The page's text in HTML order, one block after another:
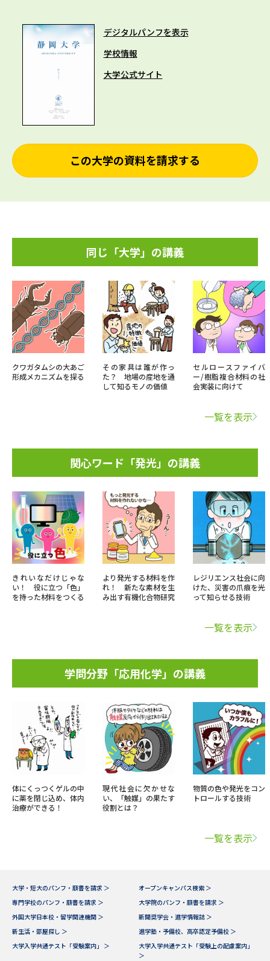
デジタルパンフを表示
学校情報
大学公式サイト
この大学の資料を請求する
同じ「大学」の講義
クワガタムシの大あご
形成メカニズムを探る
その家具は誰が作っ
た？ 地場の産地を通
して知るモノの価値
セルロースファイバ
ー/樹脂複合材料の社
会実装に向けて
一覧を表示
関心ワード「発光」の講義
きれいなだけじゃな
い！ 役に立つ「色」
を持った材料をつくる
より発光する材料を作
れ！ 新たな素材を生
み出す有機化合物研究
レジリエンス社会に向
けた、災害の爪痕を光
って知らせる技術
一覧を表示
学問分野「応用化学」の講義
体にくっつくゲルの中
に薬を閉じ込め、体内
治療ができる！
現代社会に欠かせな
い、「触媒」の果たす
役割とは？
物質の色や発光をコン
トロールする技術
一覧を表示
大学・短大のパンフ・願書を請求 ＞
オープンキャンパス検索 ＞
専門学校のパンフ・願書を請求 ＞
大学院のパンフ・願書を請求 ＞
外国大学日本校・留学関連機関 ＞
新聞奨学会・進学情報誌 ＞
新生活・部屋探し ＞
進学塾・予備校、高卒認定予備校 ＞
大学入学共通テスト「受験案内」 ＞
大学入学共通テスト「受験上の配慮案内」
＞